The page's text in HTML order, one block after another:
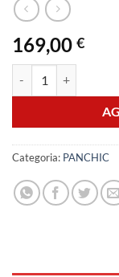
169,00 €
Categoria: PANCHIC